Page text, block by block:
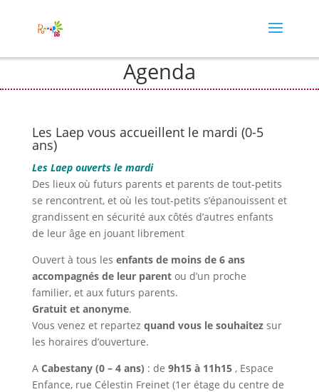
Agenda
Les Laep vous accueillent le mardi (0-5
ans)
Les Laep ouverts le mardi
Des lieux où futurs parents et parents de tout-petits
se rencontrent, et où les tout-petits s’épanouissent et
grandissent en sécurité aux côtés d’autres enfants
de leur âge en jouant librement
Ouvert à tous les enfants de moins de 6 ans
accompagnés de leur parentou d’un proche
familier, et aux futurs parents.
Gratuit et anonyme.
Vous venez et repartez quand vous le souhaitezsur
les horaires d’ouverture.
A Cabestany (0 – 4 ans) : de 9h15 à 11h15 , Espace
Enfance, rue Célestin Freinet (1er étage du centre de